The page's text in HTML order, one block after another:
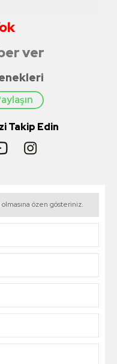
ver
Takip Edin
özen gösteriniz.